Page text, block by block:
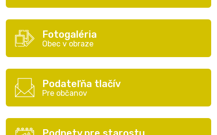
Fotogaléria
Obec v obraze
Podateľňa tlačív
Pre občanov